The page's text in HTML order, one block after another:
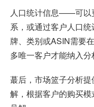
人口统计信息——可以
系，或通过客户人口
牌、类别或ASIN需要
多唯一客户才能纳入分
蕞后，市场篮子分析
解，根据客户的购买